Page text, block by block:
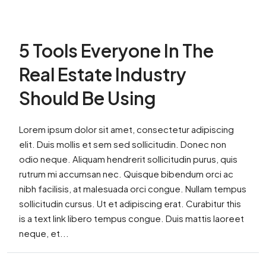
5 Tools Everyone In The
Real Estate Industry
Should Be Using
Lorem ipsum dolor sit amet, consectetur adipiscing
elit. Duis mollis et sem sed sollicitudin. Donec non
odio neque. Aliquam hendrerit sollicitudin purus, quis
rutrum mi accumsan nec. Quisque bibendum orci ac
nibh facilisis, at malesuada orci congue. Nullam tempus
sollicitudin cursus. Ut et adipiscing erat. Curabitur this
is a text link libero tempus congue. Duis mattis laoreet
neque, et...